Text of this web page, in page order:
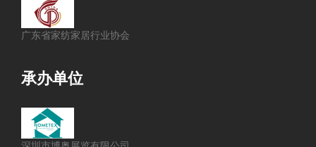
广东省家纺家居行业协会
承办单位